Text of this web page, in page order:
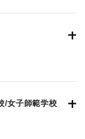
/女子師範学校